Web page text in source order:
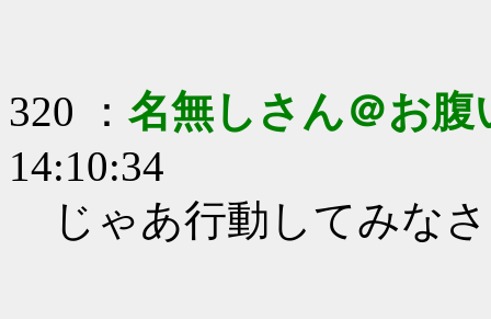
320 ： 名無しさん＠お腹
14:10:34
じゃあ行動してみな